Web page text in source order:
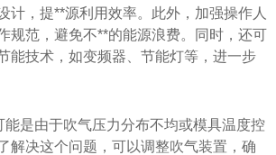
计，提**源利用效率。此外，加强操作人
规范，避免不**的能源浪费。同时，还可
能技术，如变频器、节能灯等，进一步
能是由于吹气压力分布不均或模具温度控
解决这个问题，可以调整吹气装置，确